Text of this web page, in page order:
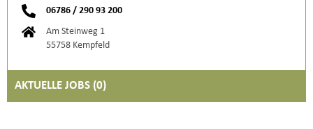
06786 / 290 93 200
Am Steinweg 1
55758 Kempfeld
AKTUELLE JOBS (0)